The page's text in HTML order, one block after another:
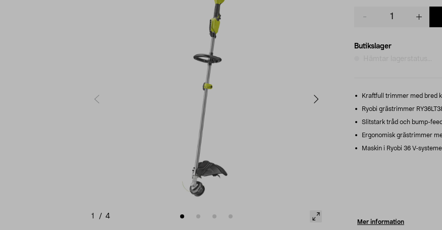
1 / 4
Butikslager
Kraftfull trimmer med bred
Ryobi grästrimmer
Slitstark tråd och bump-
Ergonomisk grästrimmer
Maskin i Ryobi 36 V-
Mer information